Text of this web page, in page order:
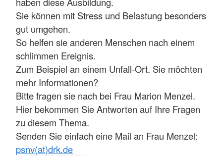
Sie können mit Stress und Belastung besonders
gut umgehen.
So helfen sie anderen Menschen nach einem
schlimmen Ereignis.
Zum Beispiel an einem Unfall-Ort. Sie möchten
mehr Informationen?
Bitte fragen sie nach bei Frau Marion Menzel.
Hier bekommen Sie Antworten auf Ihre Fragen
zu diesem Thema.
Senden Sie einfach eine Mail an Frau Menzel:
psnv(at)drk.de